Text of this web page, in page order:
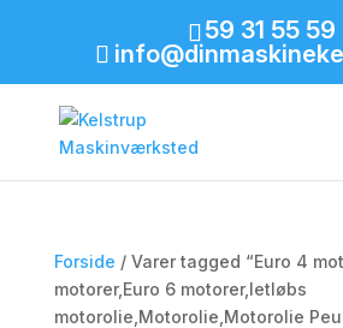
59 31 55 59
Forside / Varer tagged “Euro 4
motorer,Euro 6 motorer,letløbs
motorolie,Motorolie,Motorolie